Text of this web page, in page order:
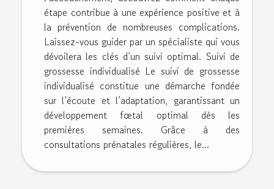
étape contribue à une expérience positive et à
la prévention de nombreuses complications.
Laissez-vous guider par un spécialiste qui vous
dévoilera les clés d’un suivi optimal. Suivi de
grossesse individualisé Le suivi de grossesse
individualisé constitue une démarche fondée
sur l’écoute et l’adaptation, garantissant un
développement fœtal optimal dès les
premières semaines. Grâce à des
consultations prénatales régulières, le...